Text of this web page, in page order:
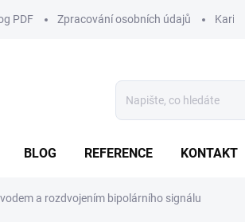
PDF Zpracování osobních údajů Kariéra
BLOG REFERENCE KONTAKT
a rozdvojením bipolárního signálu